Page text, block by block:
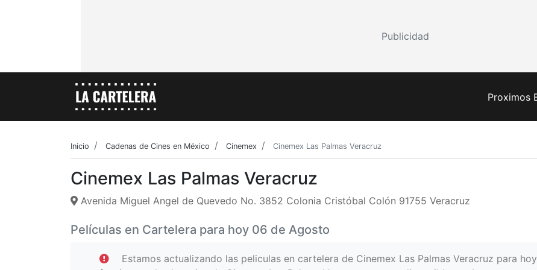
Publicidad
Proximos
Inicio Cadenas de Cines en México Cinemex Cinemex Las Palmas Veracruz
Cinemex Las Palmas Veracruz
Avenida Miguel Angel de Quevedo No. 3852 Colonia Cristóbal Colón 91755 Veracruz
Películas en Cartelera para hoy 06 de Agosto
Estamos actualizando las peliculas en cartelera de Cinemex Las Palmas Veracruz para